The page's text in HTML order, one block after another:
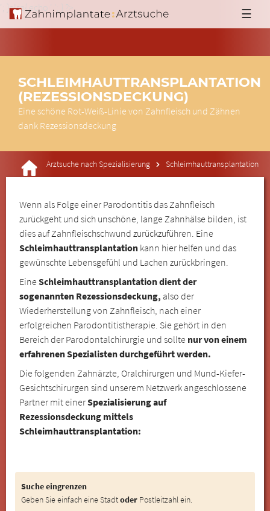
'; }else{ echo ' '; } ?> ☰
SCHLEIMHAUTTRANSPLANTATION
(REZESSIONSDECKUNG)
Eine schöne Rot-Weiß-Linie von Zahnfleisch und Zähnen
dank Rezessionsdeckung
Arztsuche nach Spezialisierung Schleimhauttransplantation
Wenn als Folge einer Parodontitis das Zahnfleisch
zurückgeht und sich unschöne, lange Zahnhälse bilden, ist
dies auf Zahnfleischschwund zurückzuführen. Eine
Schleimhauttransplantation kann hier helfen und das
gewünschte Lebensgefühl und Lachen zurückbringen.
EineSchleimhauttransplantation dient der
sogenannten Rezessionsdeckung, also der
Wiederherstellung von Zahnfleisch, nach einer
erfolgreichen Parodontitistherapie. Sie gehört in den
Bereich der Parodontalchirurgie und sollte nur von einem
erfahrenen Spezialisten durchgeführt werden.
Die folgenden Zahnärzte, Oralchirurgen und Mund-Kiefer-
Gesichtschirurgen sind unserem Netzwerk angeschlossene
Partner mit einerSpezialisierung auf
Rezessionsdeckung mittels
Schleimhauttransplantation:
Suche eingrenzen
Geben Sie einfach eine Stadtoder Postleitzahl ein.